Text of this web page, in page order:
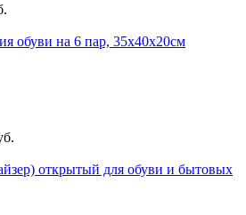
обуви на 6 пар, 35х40х20см
открытый для обуви и бытовых